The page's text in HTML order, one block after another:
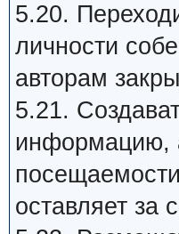
5.20.
личности
авторам
5.21.
информацию,
оставляет за